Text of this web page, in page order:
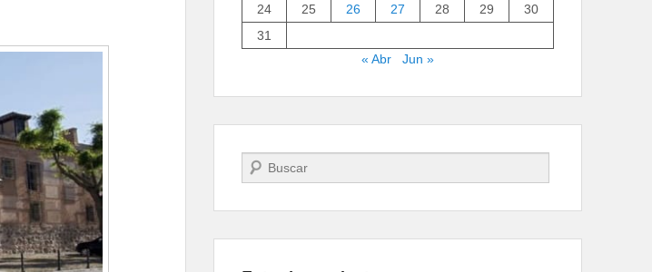
24
25 26 27 28 29
30
31
« Abr
Jun »
Buscar